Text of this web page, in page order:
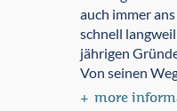
auch immer
schnell
jährigen
Von seinen
more